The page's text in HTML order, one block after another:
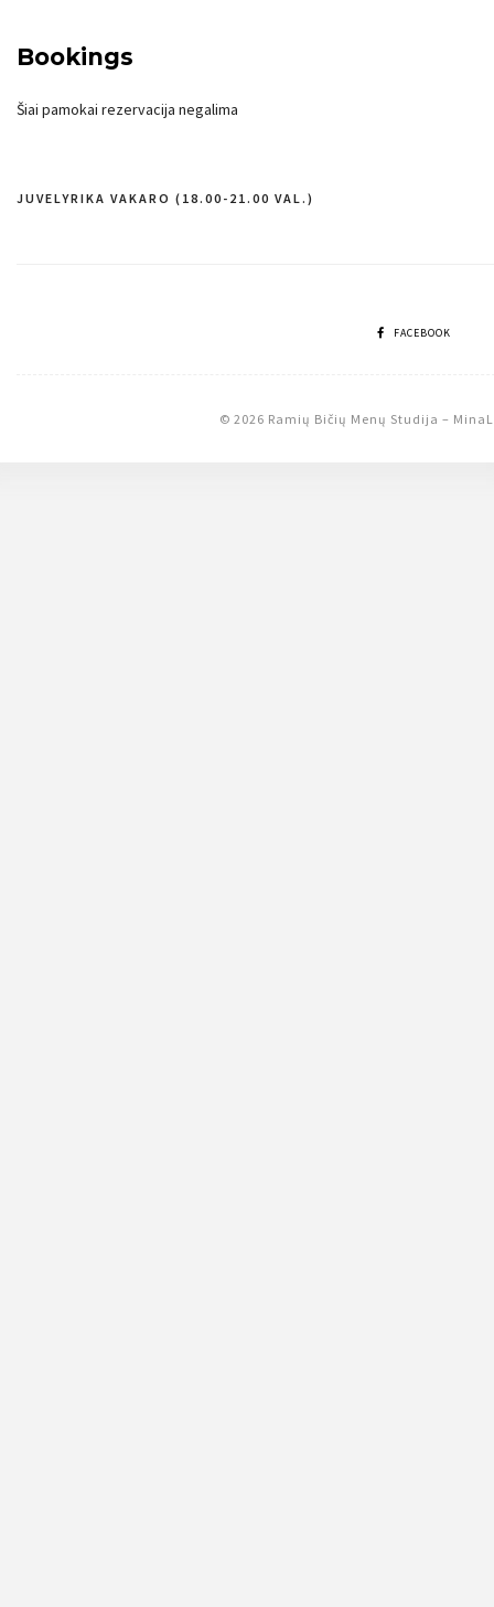
Bookings
Šiai pamokai rezervacija negalima
Navigacija
JUVELYRIKA VAKARO (18.00-21.00 VAL.)
FACEBOOK
© 2026 Ramių Bičių Menų Studija –